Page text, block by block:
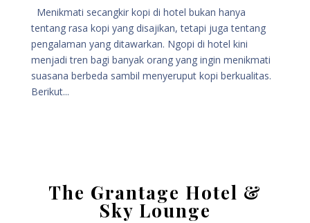
Menikmati secangkir kopi di hotel bukan hanya
tentang rasa kopi yang disajikan, tetapi juga tentang
pengalaman yang ditawarkan. Ngopi di hotel kini
menjadi tren bagi banyak orang yang ingin menikmati
suasana berbeda sambil menyeruput kopi berkualitas.
Berikut...
The Grantage Hotel &
Sky Lounge